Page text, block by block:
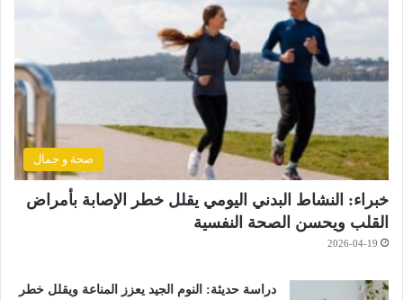
صحة و جمال
خبراء: النشاط البدني اليومي يقلل خطر الإصابة بأمراض
القلب ويحسن الصحة النفسية
2026-04-19
دراسة حديثة: النوم الجيد يعزز المناعة ويقلل خطر